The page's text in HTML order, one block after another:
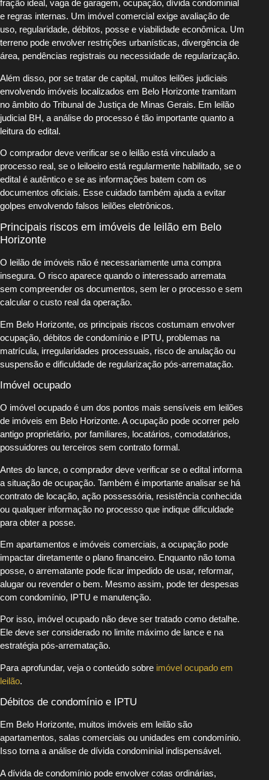
fração ideal, vaga de garagem, ocupação, dívida condominial
e regras internas. Um imóvel comercial exige avaliação de
uso, regularidade, débitos, posse e viabilidade econômica. Um
terreno pode envolver restrições urbanísticas, divergência de
área, pendências registrais ou necessidade de regularização.
Além disso, por se tratar de capital, muitos leilões judiciais
envolvendo imóveis localizados em Belo Horizonte tramitam
no âmbito do Tribunal de Justiça de Minas Gerais. Em leilão
judicial BH, a análise do processo é tão importante quanto a
leitura do edital.
O comprador deve verificar se o leilão está vinculado a
processo real, se o leiloeiro está regularmente habilitado, se o
edital é autêntico e se as informações batem com os
documentos oficiais. Esse cuidado também ajuda a evitar
golpes envolvendo falsos leilões eletrônicos.
Principais riscos em imóveis de leilão em Belo
Horizonte
O leilão de imóveis não é necessariamente uma compra
insegura. O risco aparece quando o interessado arremata
sem compreender os documentos, sem ler o processo e sem
calcular o custo real da operação.
Em Belo Horizonte, os principais riscos costumam envolver
ocupação, débitos de condomínio e IPTU, problemas na
matrícula, irregularidades processuais, risco de anulação ou
suspensão e dificuldade de regularização pós-arrematação.
Imóvel ocupado
O imóvel ocupado é um dos pontos mais sensíveis em leilões
de imóveis em Belo Horizonte. A ocupação pode ocorrer pelo
antigo proprietário, por familiares, locatários, comodatários,
possuidores ou terceiros sem contrato formal.
Antes do lance, o comprador deve verificar se o edital informa
a situação de ocupação. Também é importante analisar se há
contrato de locação, ação possessória, resistência conhecida
ou qualquer informação no processo que indique dificuldade
para obter a posse.
Em apartamentos e imóveis comerciais, a ocupação pode
impactar diretamente o plano financeiro. Enquanto não toma
posse, o arrematante pode ficar impedido de usar, reformar,
alugar ou revender o bem. Mesmo assim, pode ter despesas
com condomínio, IPTU e manutenção.
Por isso, imóvel ocupado não deve ser tratado como detalhe.
Ele deve ser considerado no limite máximo de lance e na
estratégia pós-arrematação.
Para aprofundar, veja o conteúdo sobre imóvel ocupado em
leilão.
Débitos de condomínio e IPTU
Em Belo Horizonte, muitos imóveis em leilão são
apartamentos, salas comerciais ou unidades em condomínio.
Isso torna a análise de dívida condominial indispensável.
A dívida de condomínio pode envolver cotas ordinárias,